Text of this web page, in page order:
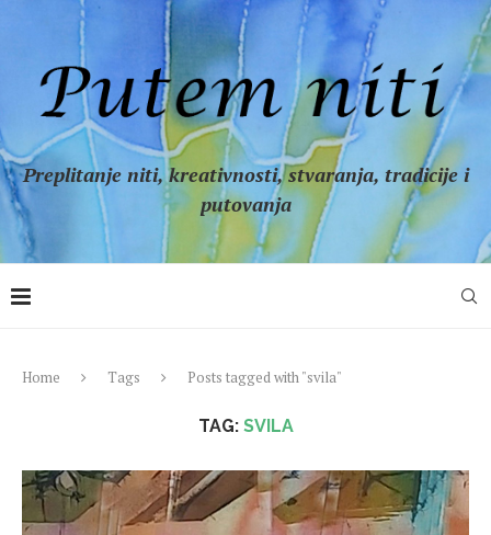
Preplitanje niti, kreativnosti, stvaranja, tradicije i
putovanja
Home Tags Posts tagged with "svila"
TAG: SVILA